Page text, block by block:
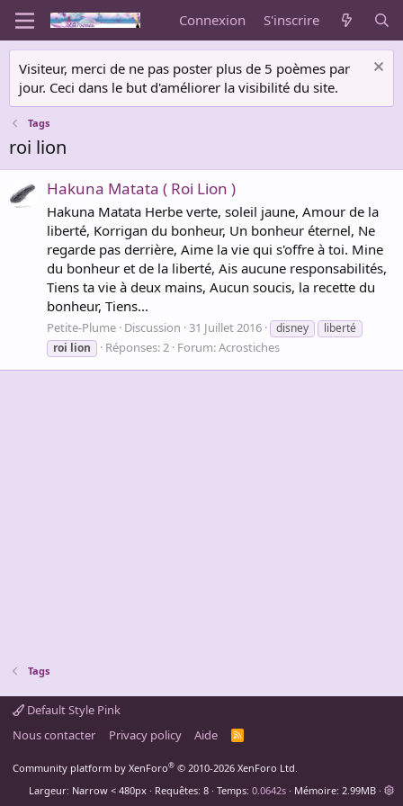
Connexion S'inscrire
Visiteur, merci de ne pas poster plus de 5 poèmes par
jour. Ceci dans le but d'améliorer la visibilité du site.
Tags
roi lion
Hakuna Matata ( Roi Lion )
Hakuna Matata Herbe verte, soleil jaune, Amour de la
liberté, Korrigan du bonheur, Un bonheur éternel, Ne
regarde pas derrière, Aime la vie qui s'offre à toi. Mine
du bonheur et de la liberté, Ais aucune responsabilités,
Tiens ta vie à deux mains, Aucun soucis, la recette du
bonheur, Tiens...
Petite-Plume Discussion 31 Juillet 2016 disney
liberté
roi lion Réponses: 2 Forum:Acrostiches
Tags
Default Style Pink
Nous contacter
Privacy policy Aide
R
Community platform by XenForo® © 2010-2026 XenForo Ltd.
Largeur
Requêtes 8 Temps 0.0642s Mémoire 2.99MB